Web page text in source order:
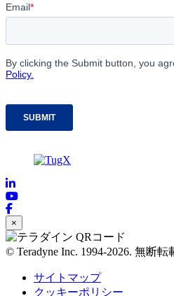
×
© Teradyne Inc. 1994-2026. 無断転
サイトマップ
クッキーポリシー